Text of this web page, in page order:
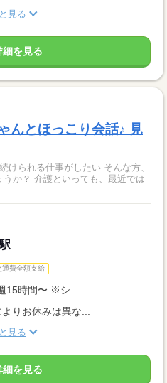
見る
細を見る
んとほっこり会話♪ 見
る仕事がしたい そんな方、
、最近では
通費全額支給
時間〜 ※シ...
りお休みは異な...
見る
細を見る